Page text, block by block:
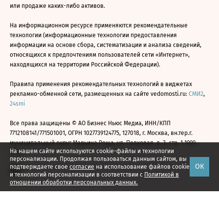
На нашем сайте используются cookie-файлы и технологии
персонализации. Продолжая пользоваться данным сайтом, вы
подтверждаете свое согласие на использование файлов cookie
и технологий персонализации в соответствии с Политикой в
отношении обработки персональных данных.
ОК
или продаже каких-либо активов.
На информационном ресурсе применяются рекомендательные
технологии (информационные технологии предоставления
информации на основе сбора, систематизации и анализа сведений,
относящихся к предпочтениям пользователей сети «Интернет»,
находящихся на территории Российской Федерации).
Правила применения рекомендательных технологий в виджетах
рекламно-обменной сети, размещенных на сайте vedomosti.ru: СМИ2,
24smi
Все права защищены © АО Бизнес Ньюс Медиа, ИНН/КПП
7712108141/771501001, ОГРН 1027739124775, 127018, г. Москва, вн.тер.г.
муниципальный округ Марьина Роща, ул. Полковая, д. 3, стр. 1 1999—
2026